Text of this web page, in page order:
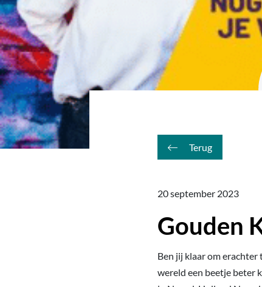
Terug
20 september 2023
Gouden
Ben jij klaar om erachter
wereld een beetje beter